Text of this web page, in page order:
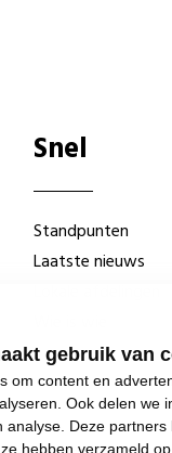
gebruik van
om content en
Ook delen we
analyse. Deze
hebben verzameld
Snel
Standpunten
Laatste nieuws